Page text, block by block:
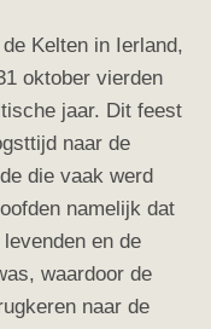
Kelten in Ierland,
oktober vierden
jaar. Dit feest
naar de
die vaak werd
namelijk dat
en de
waardoor de
naar de